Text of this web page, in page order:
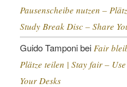
Pausenscheibe nutzen –
Study Break Disc – Share
Guido Tamponibei Fair
Plätze teilen | Stay fair –
Your Desks